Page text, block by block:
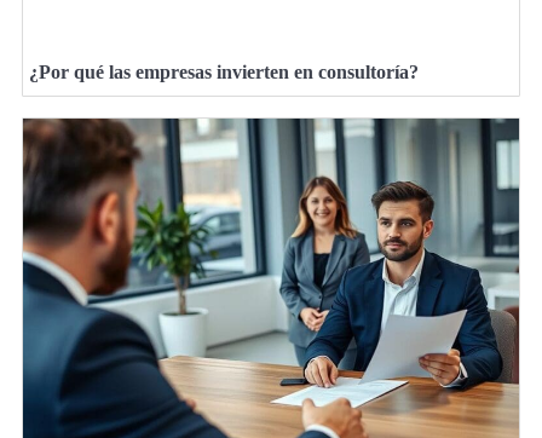
¿Por qué las empresas invierten en consultoría?